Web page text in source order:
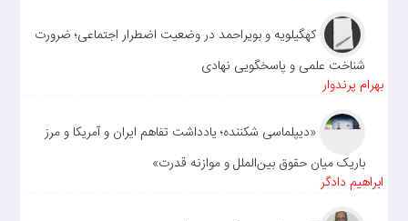
کهگیلویه و بویراحمد در وضعیت اضطرار اجتماعی؛ ضرورت
شناخت علمی و پاسخگویی نهادی
بهرام پرندوار
«دیپلماسی شکننده؛ یادداشت تفاهم ایران و آمریکا و مرز
باریک میان حقوق بین‌الملل و موازنه قدرت»
ابراهیم دادگر